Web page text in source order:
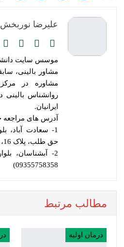
علیرضا نوربخش
موسس سایت
روانشناس بالینی
ایرانیان.
آدرس های مراجعه
1- سعادت آباد،
حق طلب، پلاک 16، واحد 2
2- آبشناسان،
09355758358)
مطالب مرتبط
درمان اولیه